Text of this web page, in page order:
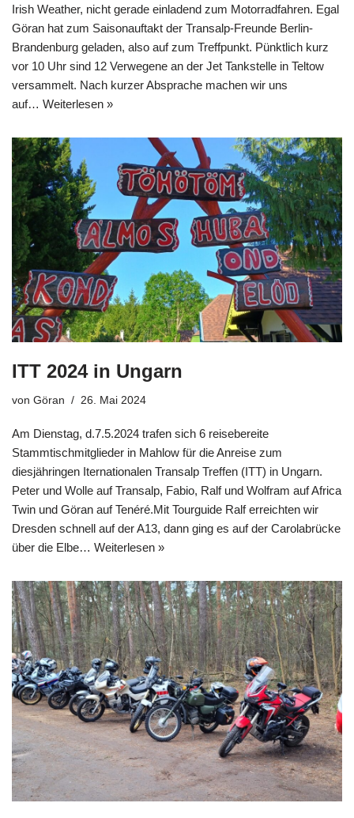
Irish Weather, nicht gerade einladend zum Motorradfahren. Egal
Göran hat zum Saisonauftakt der Transalp-Freunde Berlin-
Brandenburg geladen, also auf zum Treffpunkt. Pünktlich kurz
vor 10 Uhr sind 12 Verwegene an der Jet Tankstelle in Teltow
versammelt. Nach kurzer Absprache machen wir uns
auf… Weiterlesen »
ITT 2024 in Ungarn
von Göran 26. Mai 2024
Am Dienstag, d.7.5.2024 trafen sich 6 reisebereite
Stammtischmitglieder in Mahlow für die Anreise zum
diesjähringen Iternationalen Transalp Treffen (ITT) in Ungarn.
Peter und Wolle auf Transalp, Fabio, Ralf und Wolfram auf Africa
Twin und Göran auf Tenéré.Mit Tourguide Ralf erreichten wir
Dresden schnell auf der A13, dann ging es auf der Carolabrücke
über die Elbe… Weiterlesen »